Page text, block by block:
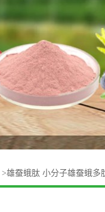
>雄蚕蛾肽 小分子雄蚕蛾多